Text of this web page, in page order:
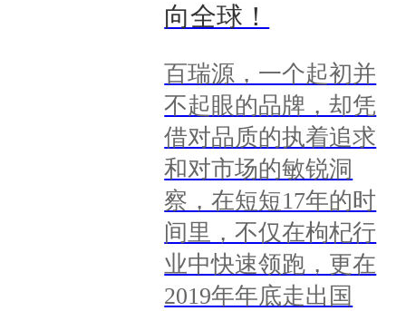
向全球！
百瑞源，一个起初并
不起眼的品牌，却凭
借对品质的执着追求
和对市场的敏锐洞
察，在短短17年的时
间里，不仅在枸杞行
业中快速领跑，更在
2019年年底走出国